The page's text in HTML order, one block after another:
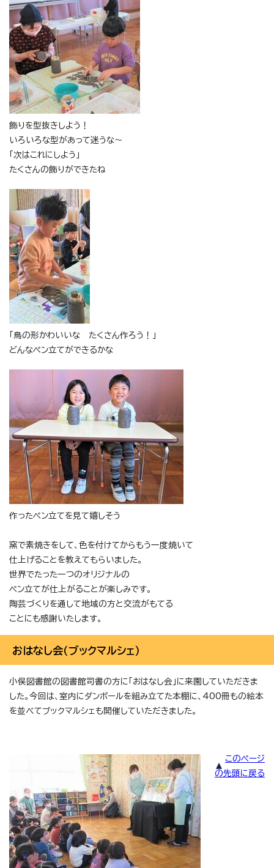
飾りを型抜きしよう！
いろいろな型があって迷うな～
「次はこれにしよう」
たくさんの飾りができたね
「鳥の形かわいいな たくさん作ろう！」
どんなペン立てができるかな
作ったペン立てを見て嬉しそう
窯で素焼きをして、色を付けてからもう一度焼いて
仕上げることを教えてもらいました。
世界でたった一つのオリジナルの
ペン立てが仕上がることが楽しみです。
陶芸づくりを通して地域の方と交流がもてる
ことにも感謝いたします。
おはなし会（ブックマルシェ）
小俣図書館の図書館司書の方に「おはなし会」に来園していただきま
した。今回は、室内にダンボールを組み立てた本棚に、400冊もの絵本
を並べてブックマルシェも開催していただきました。
このページ
の先頭に戻る